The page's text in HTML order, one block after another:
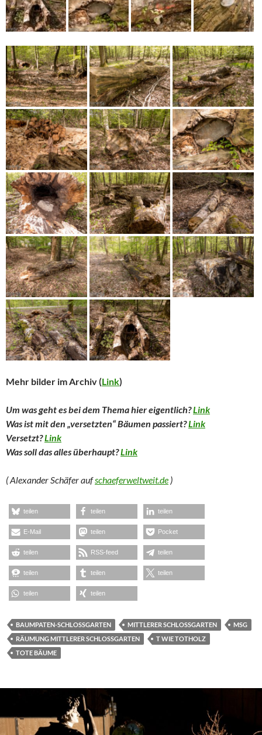
Mehr bilder im Archiv (Link)
Um was geht es bei dem Thema hier eigentlich?Link
Was ist mit den „versetzten“ Bäumen passiert?Link
Versetzt?Link
Was soll das alles überhaupt?Link
( Alexander Schäfer aufschaeferweltweit.de )
teilen teilen teilen
E-Mail teilen Pocket
teilen RSS-feed teilen
teilen teilen teilen
teilen teilen
BAUMPATEN-SCHLOSSGARTEN MITTLERER SCHLOSSGARTEN
MSG
RÄUMUNG MITTLERER SCHLOSSGARTEN
T WIE TOTHOLZ
TOTE BÄUME